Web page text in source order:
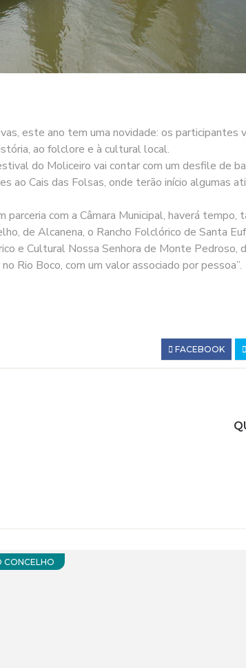
este ano tem uma novidade: os participantes
ao folclore e à cultural local.
do Moliceiro vai contar com um desfile de
ao Cais das Folsas, onde terão início algumas
com a Câmara Municipal, haverá tempo,
de Alcanena, o Rancho Folclórico de Santa
e Cultural Nossa Senhora de Monte Pedroso,
Rio Boco, com um valor associado por pessoa”.
FACEBOOK
CONCELHO